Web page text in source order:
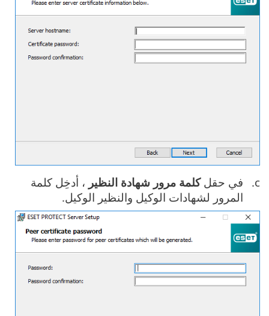
في حقلكلمة مرور شهادة النظير ، أدخِل كلمة
المرور لشهادات الوكيل والنظير الوكيل.